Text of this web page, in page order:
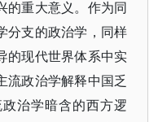
的重大意义。作为同
分支的政治学，同样
的现代世界体系中实
流政治学解释中国乏
治学暗含的西方逻